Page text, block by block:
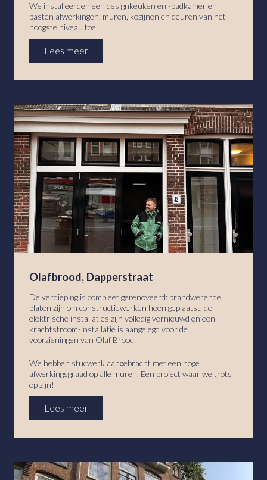
We installeerden een designkeuken en -badkamer en
pasten afwerkingen, muren, kozijnen en deuren van het
hoogste niveau toe.
Lees meer
Olafbrood, Dapperstraat
De verdieping is compleet gerenoveerd: brandwerende
platen zijn om constructiewerken heen geplaatst, de
elektrische installaties zijn volledig vernieuwd en een
krachtstroom-installatie is aangelegd voor de
voorzieningen van Olaf Brood.
We hebben stucwerk aangebracht met een hoge
afwerkingsgraad op alle muren. Een project waar we trots
op zijn!
Lees meer